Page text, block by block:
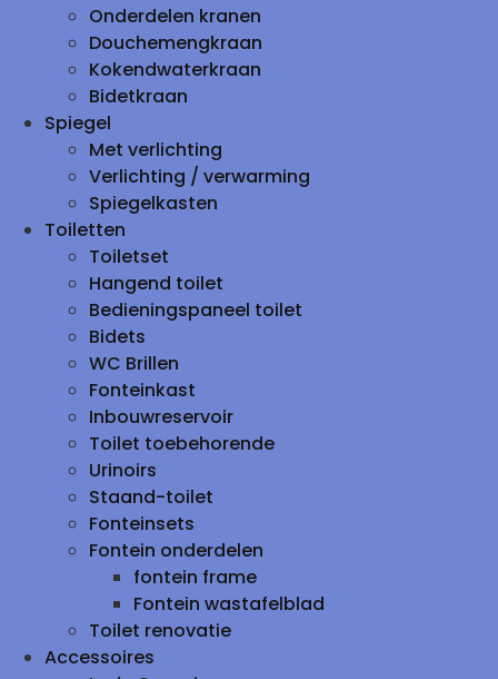
Onderdelen kranen
Douchemengkraan
Kokendwaterkraan
Bidetkraan
Spiegel
Met verlichting
Verlichting / verwarming
Spiegelkasten
Toiletten
Toiletset
Hangend toilet
Bedieningspaneel toilet
Bidets
WC Brillen
Fonteinkast
Inbouwreservoir
Toilet toebehorende
Urinoirs
Staand-toilet
Fonteinsets
Fontein onderdelen
fontein frame
Fontein wastafelblad
Toilet renovatie
Accessoires